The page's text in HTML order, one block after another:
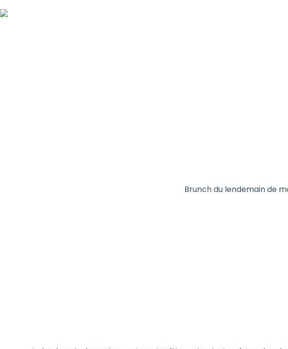
Brunch du lendemain de